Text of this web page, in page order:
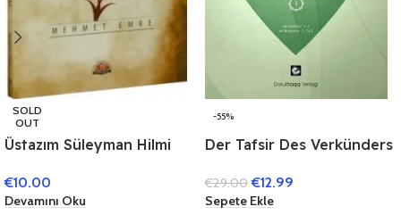
SOLD
OUT
Üstazım Süleyman Hilmi
ve Hatıralarım
€10.00
Devamını Oku
-55%
Der Tafsir Des Verkünders
(Almanca)
€29.00 €12.99
Sepete Ekle